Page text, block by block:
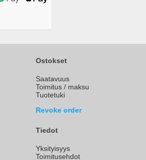
Ostokset
Saatavuus
Toimitus / maksu
Tuotetuki
Revoke order
Tiedot
Yksityisyys
Toimitusehdot